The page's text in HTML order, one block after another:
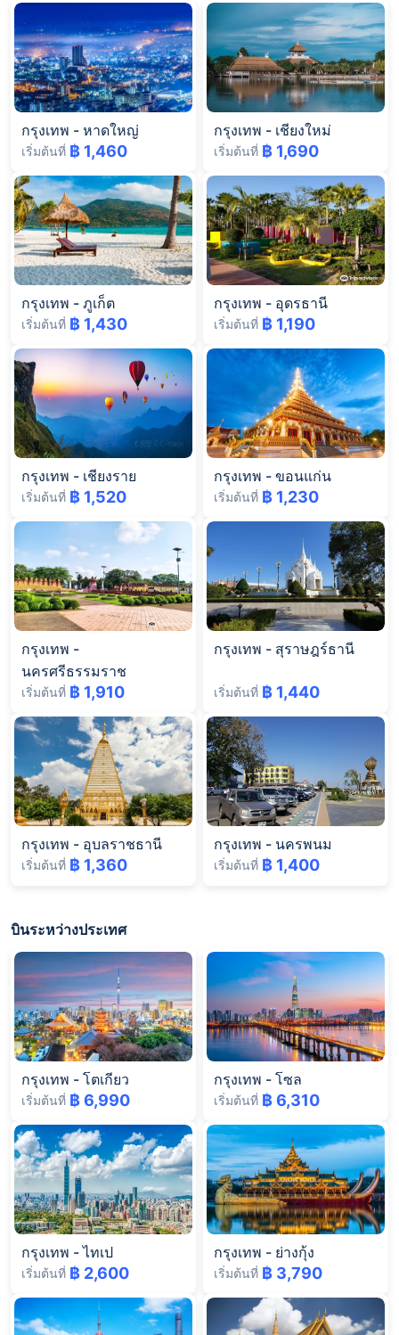
กรุงเทพ - หาดใหญ่
เริ่มต้นที่ ฿ 1,460
กรุงเทพ - เชียงใหม่
เริ่มต้นที่ ฿ 1,690
กรุงเทพ - ภูเก็ต
เริ่มต้นที่ ฿ 1,430
กรุงเทพ - อุดรธานี
เริ่มต้นที่ ฿ 1,190
กรุงเทพ - เชียงราย
เริ่มต้นที่ ฿ 1,520
กรุงเทพ - ขอนแก่น
เริ่มต้นที่ ฿ 1,230
กรุงเทพ -
นครศรีธรรมราช
เริ่มต้นที่ ฿ 1,910
กรุงเทพ - สุราษฎร์ธานี
เริ่มต้นที่ ฿ 1,440
กรุงเทพ - อุบลราชธานี
เริ่มต้นที่ ฿ 1,360
กรุงเทพ - นครพนม
เริ่มต้นที่ ฿ 1,400
บินระหว่างประเทศ
กรุงเทพ - โตเกียว
เริ่มต้นที่ ฿ 6,990
กรุงเทพ - โซล
เริ่มต้นที่ ฿ 6,310
กรุงเทพ -ไทเป
เริ่มต้นที่ ฿ 2,600
กรุงเทพ - ย่างกุ้ง
เริ่มต้นที่ ฿ 3,790